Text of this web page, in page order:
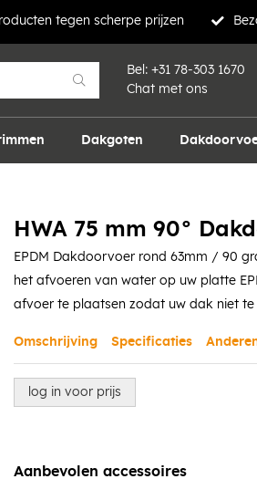
tegen scherpe prijzen
Bel:+31 78-303 1670
Chat met ons
Dakgoten
HWA 75 mm 90°
EPDM Dakdoorvoer rond 63mm / 90
het afvoeren van water op uw platte
afvoer te plaatsen zodat uw dak niet
Omschrijving Specificaties
log in voor prijs
Aanbevolen accessoires